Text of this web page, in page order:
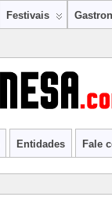
Festivais
Entidades Fale